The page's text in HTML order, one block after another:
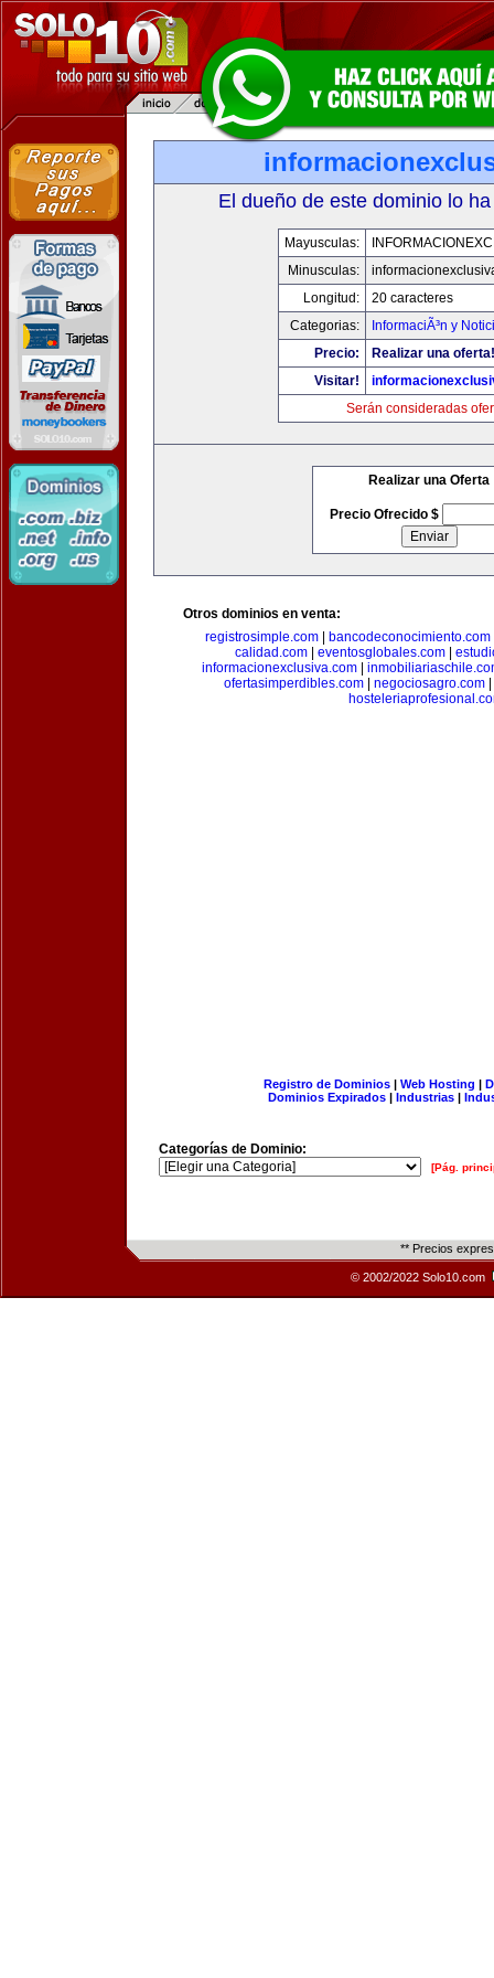
El dueño de este dominio lo
Mayusculas:
Minusculas:
Longitud:
20 caracteres
Categorias:
InformaciÃ³n y
Precio:
Realizar una oferta!
Visitar!
Serán consideradas
Realizar una Oferta
Precio Ofrecido $
Otros dominios en venta:
registrosimple.com
bancodeconocimiento.com
calidad.com
eventosglobales.com
informacionexclusiva.com|
ofertasimperdibles.com
negociosagro.com
Registro de Dominios| Web Hosting |
Dominios Expirados | Industrias |
Categorías de Dominio:
[Pág.
** Precios
© 2002/2022 Solo10.com